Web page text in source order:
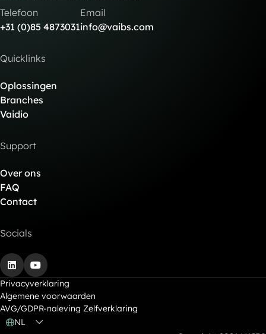
Telefoon
+31 (0)85 4873031
Email
info@vaibs.com
Quicklinks
Oplossingen
Branches
Vaidio
Support
Over ons
FAQ
Contact
Socials
LinkedInYouTube
NL
Privacyverklaring
Algemene voorwaarden
AVG/GDPR-naleving Zelfverklaring